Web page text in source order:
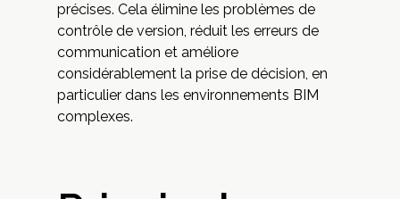
précises. Cela élimine les problèmes de
contrôle de version, réduit les erreurs de
communication et améliore
considérablement la prise de décision, en
particulier dans les environnements BIM
complexes.